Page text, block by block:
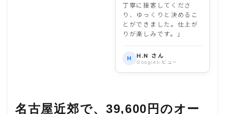
丁寧に接客してくださ
り、ゆっくりと決めるこ
とができました。仕上が
りが楽しみです。」
H H.N さん
Googleレビュー
名古屋近郊で、39,600円のオー